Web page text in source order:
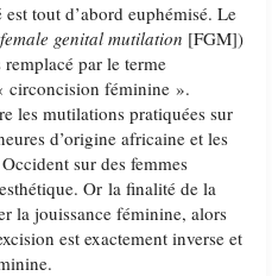
tout d’abord euphémisé. Le
female genital mutilation [FGM])
par le terme
circoncision féminine ».
les mutilations pratiquées sur
d’origine africaine et les
sur des femmes
Or la finalité de la
la jouissance féminine, alors
est exactement inverse et